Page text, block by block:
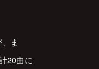
ま
20曲に